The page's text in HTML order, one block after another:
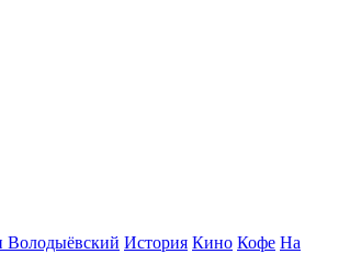
Володыёвский История Кино Кофе На